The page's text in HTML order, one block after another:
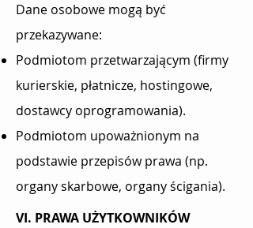
Dane osobowe mogą być
przekazywane:
Podmiotom przetwarzającym (firmy
kurierskie, płatnicze, hostingowe,
dostawcy oprogramowania).
Podmiotom upoważnionym na
podstawie przepisów prawa (np.
organy skarbowe, organy ścigania).
VI. PRAWA UŻYTKOWNIKÓW